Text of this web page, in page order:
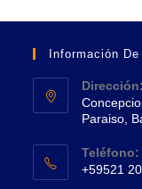
Información
Dirección:
Paraiso,
abre
Teléfono:
+59521